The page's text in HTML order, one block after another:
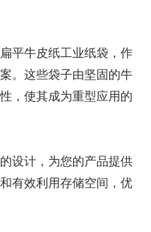
平牛皮纸工业纸袋，作
。这些袋子由坚固的牛
，使其成为重型应用的
设计，为您的产品提供
有效利用存储空间，优